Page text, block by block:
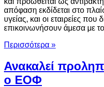
απόφαση εκδίδεται στο
υγείας, και οι εταιρείες
επικοινωνήσουν άμεσα με
Περισσότερα »
Ανακαλεί
ο ΕΟΦ